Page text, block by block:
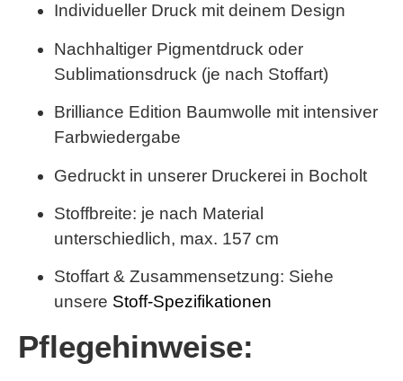
Individueller Druck mit deinem Design
Nachhaltiger Pigmentdruck oder
Sublimationsdruck (je nach Stoffart)
Brilliance Edition Baumwolle mit intensiver
Farbwiedergabe
Gedruckt in unserer Druckerei in Bocholt
Stoffbreite: je nach Material
unterschiedlich, max. 157 cm
Stoffart & Zusammensetzung: Siehe
unsere Stoff-Spezifikationen
Pflegehinweise: